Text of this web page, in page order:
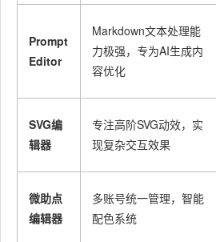
Prompt
Editor
Markdown文本处理能
力极强，专为AI生成内
容优化
SVG编
辑器
专注高阶SVG动效，实
现复杂交互效果
微助点
编辑器
多账号统一管理，智能
配色系统